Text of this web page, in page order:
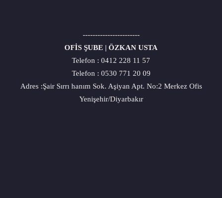
-----------------------
OFİS ŞUBE | ÖZKAN USTA
Telefon : 0412 228 11 57
Telefon : 0530 771 20 09
Adres :Şair Sırrı hanım Sok. Aşiyan Apt. No:2 Merkez Ofis
Yenişehir/Diyarbakır